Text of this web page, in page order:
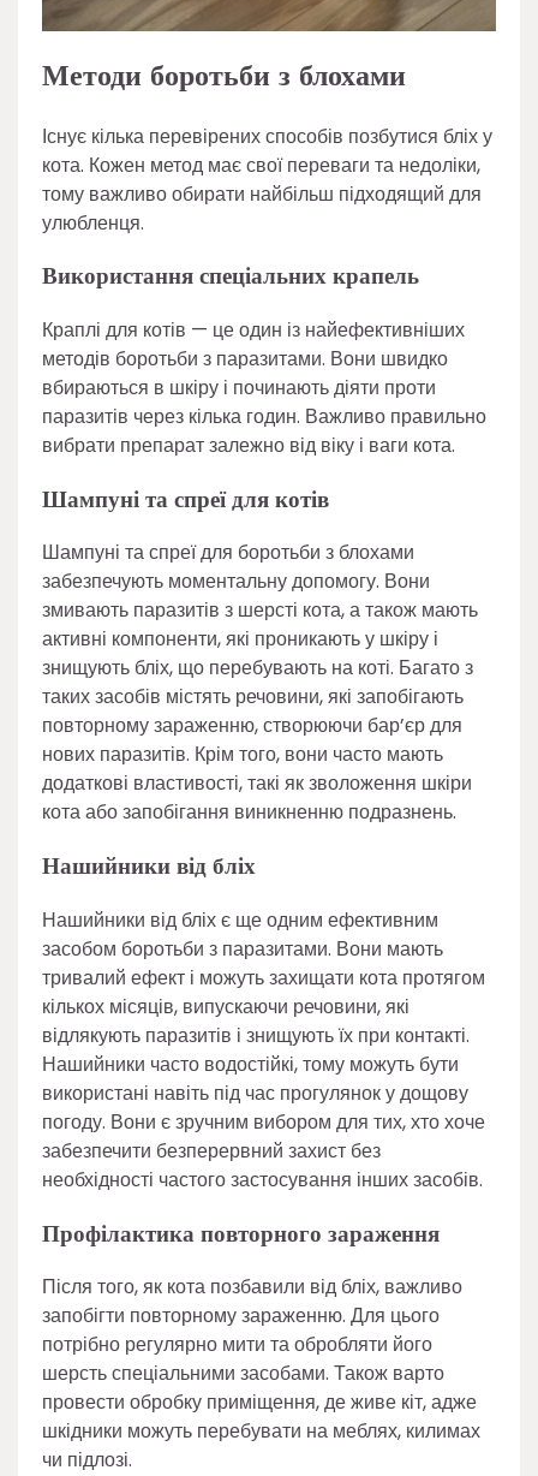
Методи боротьби з блохами
Існує кілька перевірених способів позбутися бліх у
кота. Кожен метод має свої переваги та недоліки,
тому важливо обирати найбільш підходящий для
улюбленця.
Використання спеціальних крапель
Краплі для котів — це один із найефективніших
методів боротьби з паразитами. Вони швидко
вбираються в шкіру і починають діяти проти
паразитів через кілька годин. Важливо правильно
вибрати препарат залежно від віку і ваги кота.
Шампуні та спреї для котів
Шампуні та спреї для боротьби з блохами
забезпечують моментальну допомогу. Вони
змивають паразитів з шерсті кота, а також мають
активні компоненти, які проникають у шкіру і
знищують бліх, що перебувають на коті. Багато з
таких засобів містять речовини, які запобігають
повторному зараженню, створюючи бар’єр для
нових паразитів. Крім того, вони часто мають
додаткові властивості, такі як зволоження шкіри
кота або запобігання виникненню подразнень.
Нашийники від бліх
Нашийники від бліх є ще одним ефективним
засобом боротьби з паразитами. Вони мають
тривалий ефект і можуть захищати кота протягом
кількох місяців, випускаючи речовини, які
відлякують паразитів і знищують їх при контакті.
Нашийники часто водостійкі, тому можуть бути
використані навіть під час прогулянок у дощову
погоду. Вони є зручним вибором для тих, хто хоче
забезпечити безперервний захист без
необхідності частого застосування інших засобів.
Профілактика повторного зараження
Після того, як кота позбавили від бліх, важливо
запобігти повторному зараженню. Для цього
потрібно регулярно мити та обробляти його
шерсть спеціальними засобами. Також варто
провести обробку приміщення, де живе кіт, адже
шкідники можуть перебувати на меблях, килимах
чи підлозі.